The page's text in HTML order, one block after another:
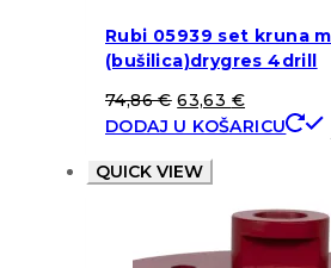
Rubi 05939 set kruna
(bušilica)drygres 4drill
74,86€ 63,63 €
DODAJ U KOŠARICU
QUICK VIEW